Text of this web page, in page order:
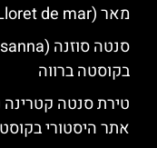
מאר (Lloret de mar)
בקוסטה ברווה
אתר היסטורי